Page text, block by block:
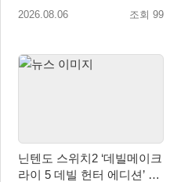
유저 편의성 개선 및 사이드
2026.08.06 조회 99
닌텐도 스위치2 ‘데빌메이크
라이 5 데빌 헌터 에디션’ 패